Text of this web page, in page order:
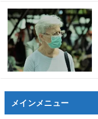
メインメニュー